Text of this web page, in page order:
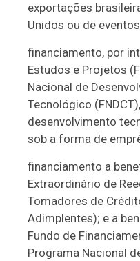
exportações
Unidos ou de
financiamento, por
Estudos e Projetos
Nacional de
Tecnológico
desenvolvimento
sob a forma de
financiamento a
Extraordinário de
Tomadores de
Adimplentes); e a
Fundo de
Programa Nacional